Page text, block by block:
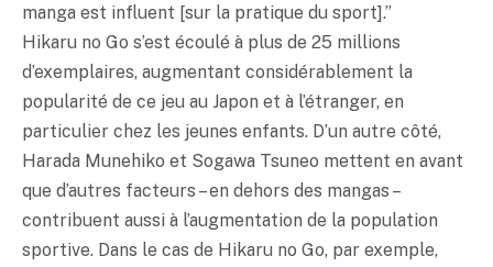
manga est influent [sur la pratique du sport].”
Hikaru no Go s’est écoulé à plus de 25 millions
d’exemplaires, augmentant considérablement la
popularité de ce jeu au Japon et à l’étranger, en
particulier chez les jeunes enfants. D’un autre côté,
Harada Munehiko et Sogawa Tsuneo mettent en avant
que d’autres facteurs – en dehors des mangas –
contribuent aussi à l’augmentation de la population
sportive. Dans le cas de Hikaru no Go, par exemple,